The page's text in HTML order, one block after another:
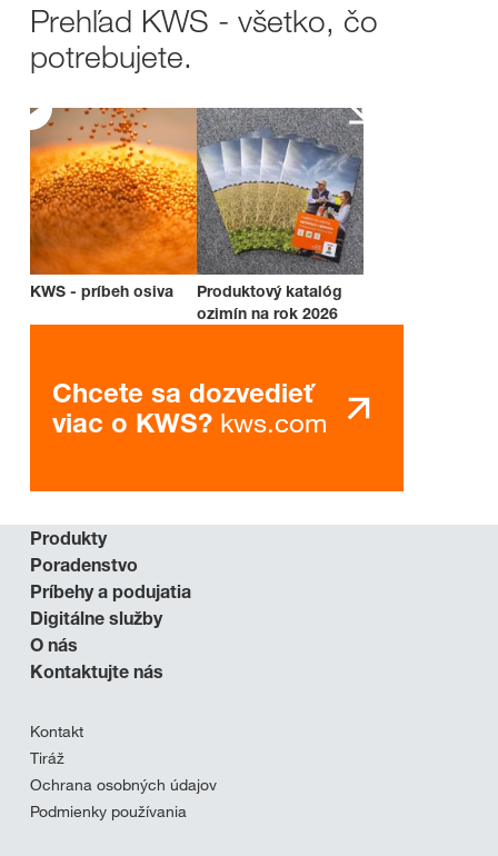
Prehľad KWS - všetko, čo
potrebujete.
KWS - príbeh osiva
Produktový katalóg
ozimín na rok 2026
Chcete sa dozvedieť
viac o KWS? kws.com
Produkty
Poradenstvo
Príbehy a podujatia
Digitálne služby
O nás
Kontaktujte nás
Kontakt
Tiráž
Ochrana osobných údajov
Podmienky používania